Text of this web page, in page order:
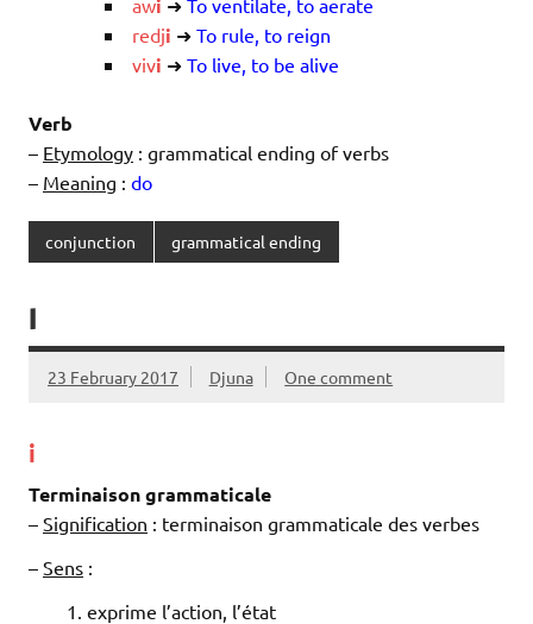
redji ➜ To rule, to reign
vivi ➜ To live, to be alive
Verb
– Etymology : grammatical ending of verbs
– Meaning : do
conjunction grammatical ending
I
23 February 2017 Djuna One comment
i
Terminaison grammaticale
– Signification : terminaison grammaticale des verbes
– Sens :
exprime l’action, l’état